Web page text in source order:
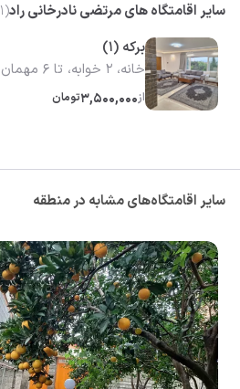
سایر اقامتگاه های مرتضی نادرخانی راد(
1
برکه (۱)
خانه، 2 خوابه، تا 6 مهمان
از3,500,000تومان
سایر اقامتگاه‌های مشابه در منطقه